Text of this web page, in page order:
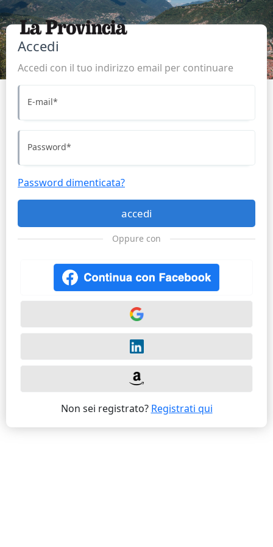
Accedi
Accedi con il tuo indirizzo email per continuare
E-mail*
Password*
Password dimenticata?
accedi
Oppure con
Non sei registrato? Registrati qui